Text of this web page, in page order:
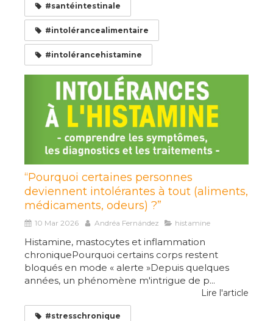
#santéintestinale
#intolérancealimentaire
#intolérancehistamine
“Pourquoi certaines personnes
deviennent intolérantes à tout (aliments,
médicaments, odeurs) ?”
10 Mar 2026 Andréa Fernández histamine
Histamine, mastocytes et inflammation
chroniquePourquoi certains corps restent
bloqués en mode « alerte »Depuis quelques
années, un phénomène m'intrigue de p...
Lire l'article
#stresschronique